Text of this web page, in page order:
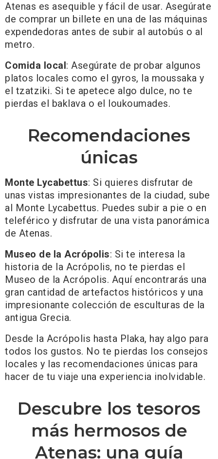
Atenas es asequible y fácil de usar. Asegúrate
de comprar un billete en una de las máquinas
expendedoras antes de subir al autobús o al
metro.
Comida local: Asegúrate de probar algunos
platos locales como el gyros, la moussaka y
el tzatziki. Si te apetece algo dulce, no te
pierdas el baklava o el loukoumades.
Recomendaciones
únicas
Monte Lycabettus: Si quieres disfrutar de
unas vistas impresionantes de la ciudad, sube
al Monte Lycabettus. Puedes subir a pie o en
teleférico y disfrutar de una vista panorámica
de Atenas.
Museo de la Acrópolis: Si te interesa la
historia de la Acrópolis, no te pierdas el
Museo de la Acrópolis. Aquí encontrarás una
gran cantidad de artefactos históricos y una
impresionante colección de esculturas de la
antigua Grecia.
Desde la Acrópolis hasta Plaka, hay algo para
todos los gustos. No te pierdas los consejos
locales y las recomendaciones únicas para
hacer de tu viaje una experiencia inolvidable.
Descubre los tesoros
más hermosos de
Atenas: una guía